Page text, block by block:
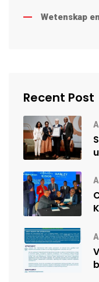
Wetenskap
Recent Post